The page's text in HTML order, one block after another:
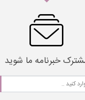
خبرنامه ما شوید